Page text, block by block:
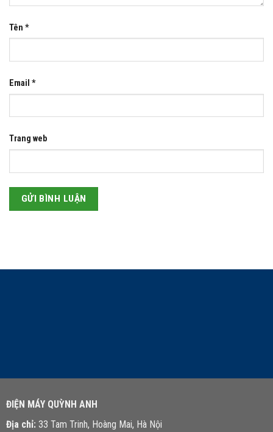
Tên *
Email *
Trang web
ĐIỆN MÁY QUỲNH ANH
Địa chỉ: 33 Tam Trinh, Hoàng Mai, Hà Nội